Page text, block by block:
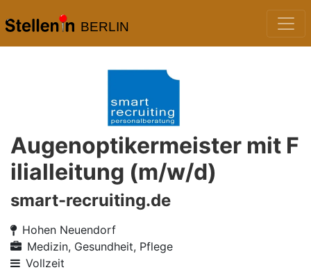
BERLIN
Augenoptikermeister mit F
ilialleitung (m/w/d)
smart-recruiting.de
Hohen Neuendorf
Medizin, Gesundheit, Pflege
Vollzeit